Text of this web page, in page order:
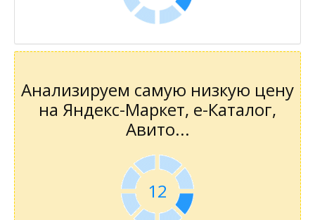
Анализируем самую низкую цену
на Яндекс-Маркет, е-Каталог,
Авито...
11